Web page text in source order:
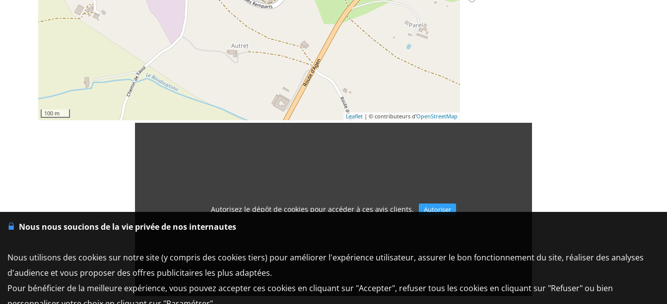
100 m Leaflet | © contributeurs d'OpenStreetMap
Autorisez le dépôt de cookies pour accéder à ces avis clients. Autoriser
Nous nous soucions de la vie privée de nos internautes
Nous utilisons des cookies sur notre site (y compris des cookies tiers) pour améliorer l'expérience utilisateur, assurer le bon fonctionnement du site, réaliser des analyses
d'audience et vous proposer des offres publicitaires les plus adaptées.
Pour bénéficier de la meilleure expérience, vous pouvez accepter ces cookies en cliquant sur "Accepter", refuser tous les cookies en cliquant sur "Refuser" ou bien